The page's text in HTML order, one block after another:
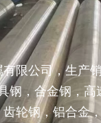
限公司，生产
钢，合金钢，高
轮钢，铝合金